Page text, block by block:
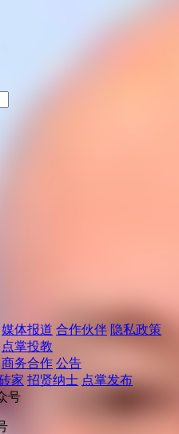
媒体报道 合作伙伴 隐私政策
点掌投教
商务合作 公告
家 招贤纳士 点掌发布